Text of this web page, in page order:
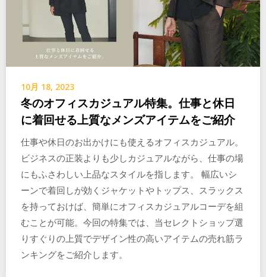
10月 18, 2023
冬のオフィスカジュアル特集。仕事と休日
に着回せる上質なメンズアイテムをご紹介
仕事や休日のお出かけにも使えるオフィスカジュアル。
ビジネスの正装よりも少しカジュアルながら、仕事の場
にもふさわしい上品なスタイルを指します。 幅広いシ
ーンで着回しが効くジャケットやトップス、スラックス
を持っておけば、簡単にオフィスカジュアルコーデを組
むことが可能。今回の特集では、当セレクトショップ選
りすぐりの上質でデザイン性の高いアイテムの売れ筋ラ
ンキングをご紹介します。